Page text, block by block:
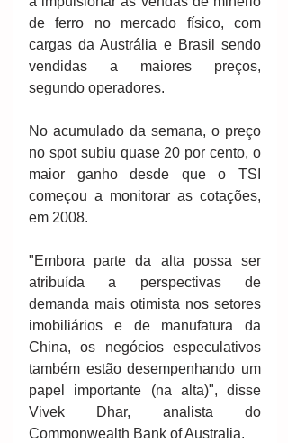
de ferro no mercado físico, com
cargas da Austrália e Brasil sendo
vendidas a maiores preços,
segundo operadores.
No acumulado da semana, o preço
no spot subiu quase 20 por cento, o
maior ganho desde que o TSI
começou a monitorar as cotações,
em 2008.
"Embora parte da alta possa ser
atribuída a perspectivas de
demanda mais otimista nos setores
imobiliários e de manufatura da
China, os negócios especulativos
também estão desempenhando um
papel importante (na alta)", disse
Vivek Dhar, analista do
Commonwealth Bank of Australia.